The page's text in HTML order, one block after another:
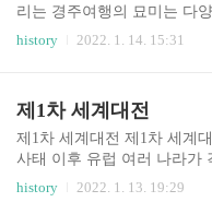
편에 서게 되었습니다. 그러
기 시작했습니다. 한편 미국
약을 맺고 제1차 세계 대전에
시가가 철수하자 독일은 서
리는 경주여행의 묘미는 다
알아가는 재미가 아닐까 싶
르는 유적지와 유물은 실로
다. '천년고도'는 경주를 부르
년에 박혁거세가 신라를 세
망할 때까지 천 년 동안 신라
도읍이 바뀌지 않은 나라는
history 2022. 1. 14. 15:31
제1차 세계대전
제1차 세계대전 제1차 세계
사태 이후 유럽 여러 나라가
으로 편을 나누어 전쟁을 벌
시작되었습니다. 먼저 독일
history 2022. 1. 13. 19:29